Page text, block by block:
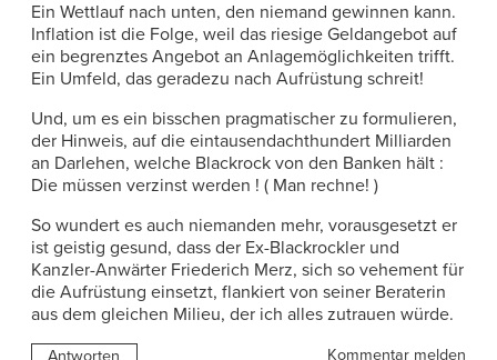
Ein Wettlauf nach unten, den niemand gewinnen kann.
Inflation ist die Folge, weil das riesige Geldangebot auf
ein begrenztes Angebot an Anlagemöglichkeiten trifft.
Ein Umfeld, das geradezu nach Aufrüstung schreit!
Und, um es ein bisschen pragmatischer zu formulieren,
der Hinweis, auf die eintausendachthundert Milliarden
an Darlehen, welche Blackrock von den Banken hält :
Die müssen verzinst werden ! ( Man rechne! )
So wundert es auch niemanden mehr, vorausgesetzt er
ist geistig gesund, dass der Ex-Blackrockler und
Kanzler-Anwärter Friederich Merz, sich so vehement für
die Aufrüstung einsetzt, flankiert von seiner Beraterin
aus dem gleichen Milieu, der ich alles zutrauen würde.
Kommentar melden